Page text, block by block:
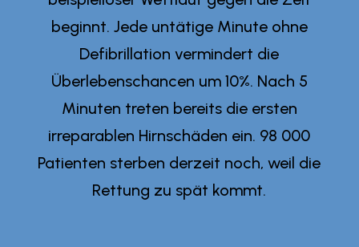
beginnt. Jede untätige Minute ohne
Defibrillation vermindert die
Überlebenschancen um 10%. Nach 5
Minuten treten bereits die ersten
irreparablen Hirnschäden ein. 98 000
Patienten sterben derzeit noch, weil die
Rettung zu spät kommt.